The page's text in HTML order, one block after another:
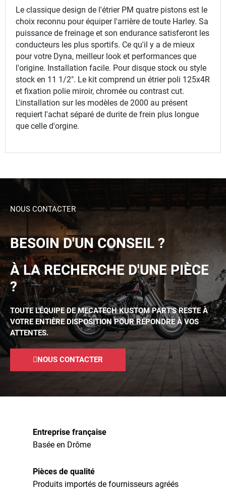
Le classique design de l'étrier PM quatre pistons est le
choix reconnu pour équiper l'arrière de toute Harley. Sa
puissance de freinage et son endurance satisferont les
conducteurs les plus sportifs. Ce qu'il y a de mieux
pour votre Dyna, meilleur look et performances que
l'origine. Installation facile. Pour disque stock ou style
stock en 11 1/2". Le kit comprend un étrier poli 125x4R
et fixation polie miroir, chromée ou contrast cut.
L'installation sur les modèles de 2000 au présent
requiert l'achat séparé de durite de frein plus longue
que celle d'orgine.
NOUS CONTACTER
BESOIN D'UN CONSEIL ?
À LA RECHERCHE D'UNE PIÈCE
?
TOUTE L'ÉQUIPE DE MECATECH KUSTOM PART'S RESTE À
VOTRE ENTIÈRE DISPOSITION POUR RÉPONDRE À VOS
ATTENTES.
NOUS CONTACTER
Entreprise française
Basée en Drôme
Pièces de qualité
Produits importés de fournisseurs agréés